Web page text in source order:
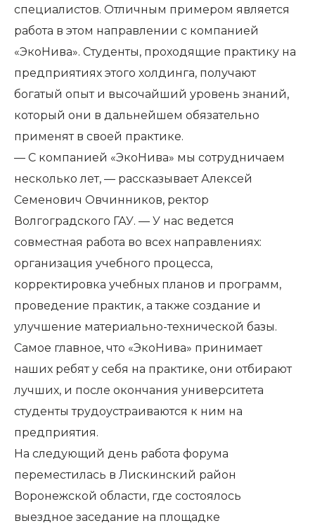
специалистов. Отличным примером является
работа в этом направлении с компанией
«ЭкоНива». Студенты, проходящие практику на
предприятиях этого холдинга, получают
богатый опыт и высочайший уровень знаний,
который они в дальнейшем обязательно
применят в своей практике.
— С компанией «ЭкоНива» мы сотрудничаем
несколько лет, — рассказывает Алексей
Семенович Овчинников, ректор
Волгоградского ГАУ. — У нас ведется
совместная работа во всех направлениях:
организация учебного процесса,
корректировка учебных планов и программ,
проведение практик, а также создание и
улучшение материально-технической базы.
Самое главное, что «ЭкоНива» принимает
наших ребят у себя на практике, они отбирают
лучших, и после окончания университета
студенты трудоустраиваются к ним на
предприятия.
На следующий день работа форума
переместилась в Лискинский район
Воронежской области, где состоялось
выездное заседание на площадке